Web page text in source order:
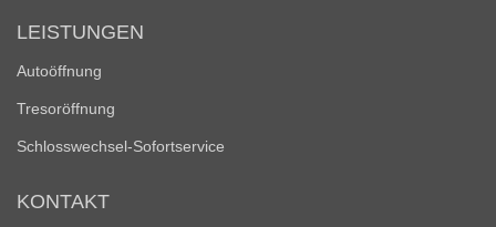
LEISTUNGEN
Autoöffnung
Tresoröffnung
Schlosswechsel-Sofortservice
KONTAKT